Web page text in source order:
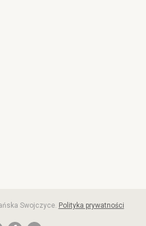
Swojczyce. Polityka prywatności